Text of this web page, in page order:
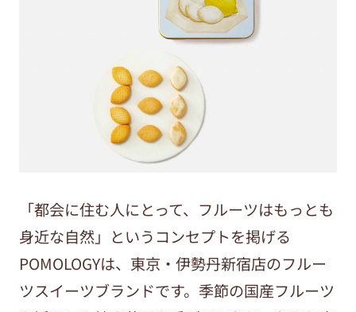
「都会に住む人にとって、フルーツはもっとも
身近な自然」というコンセプトを掲げる
POMOLOGYは、東京・伊勢丹新宿店のフルー
ツスイーツブランドです。季節の国産フルーツ